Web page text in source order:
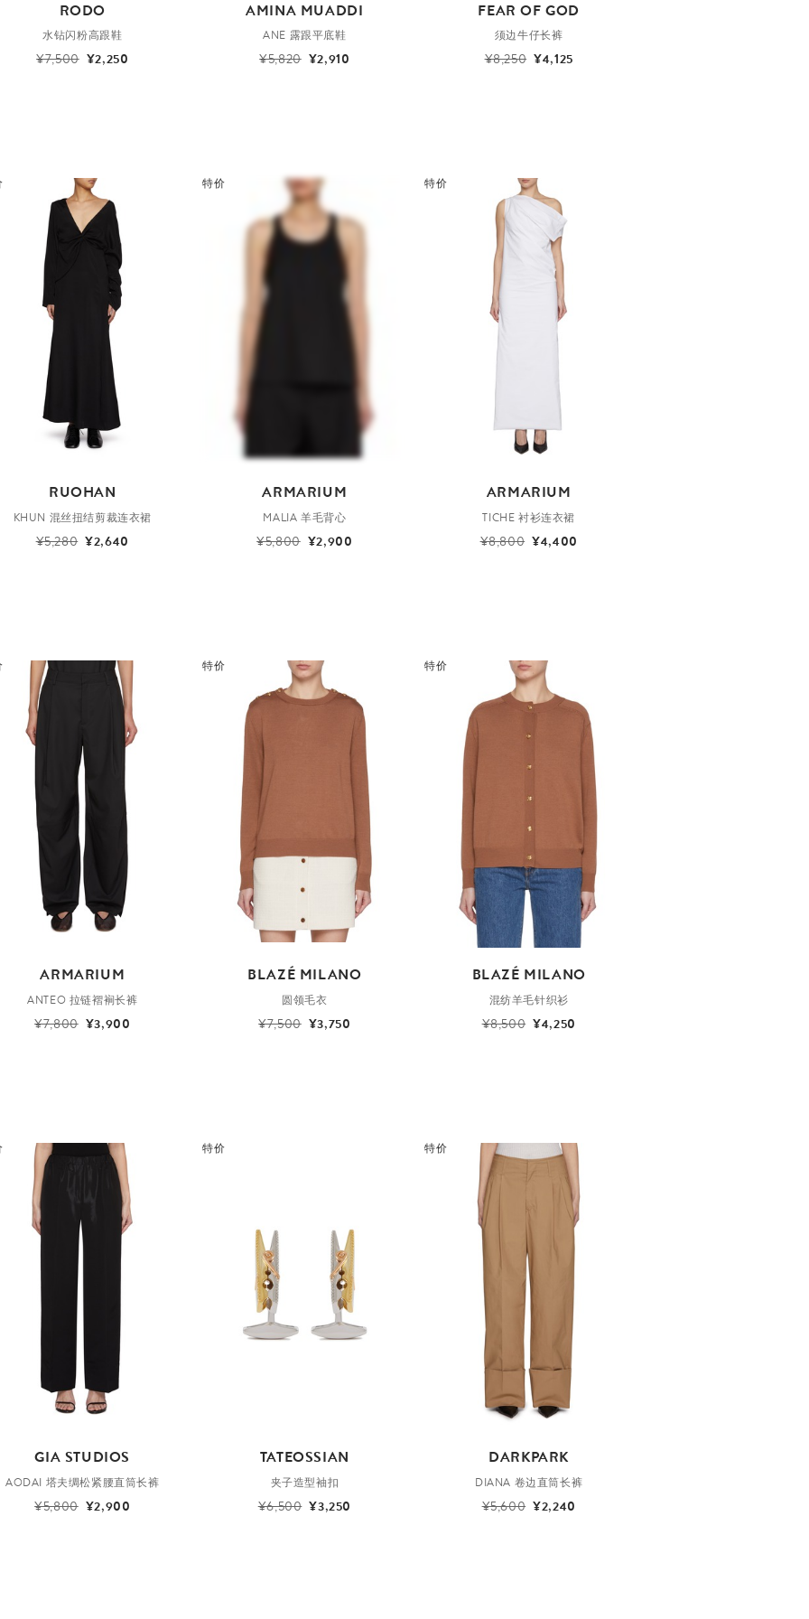
RODO
水钻闪粉高跟鞋
¥7,500 ¥2,250
AMINA MUADDI
ANE 露跟平底鞋
¥5,820 ¥2,910
FEAR OF GOD
须边牛仔长裤
¥8,250 ¥4,125
RUOHAN
KHUN 混丝扭结剪裁连衣裙
¥5,280 ¥2,640
特价
ARMARIUM
MALIA 羊毛背心
¥5,800 ¥2,900
特价
ARMARIUM
TICHE 衬衫连衣裙
¥8,800 ¥4,400
ARMARIUM
ANTEO 拉链褶裥长裤
¥7,800 ¥3,900
特价
BLAZÉ MILANO
圆领毛衣
¥7,500 ¥3,750
特价
BLAZÉ MILANO
混纺羊毛针织衫
¥8,500 ¥4,250
GIA STUDIOS
AODAI 塔夫绸松紧腰直筒长裤
¥5,800 ¥2,900
特价
TATEOSSIAN
夹子造型袖扣
¥6,500 ¥3,250
特价
DARKPARK
DIANA 卷边直筒长裤
¥5,600 ¥2,240